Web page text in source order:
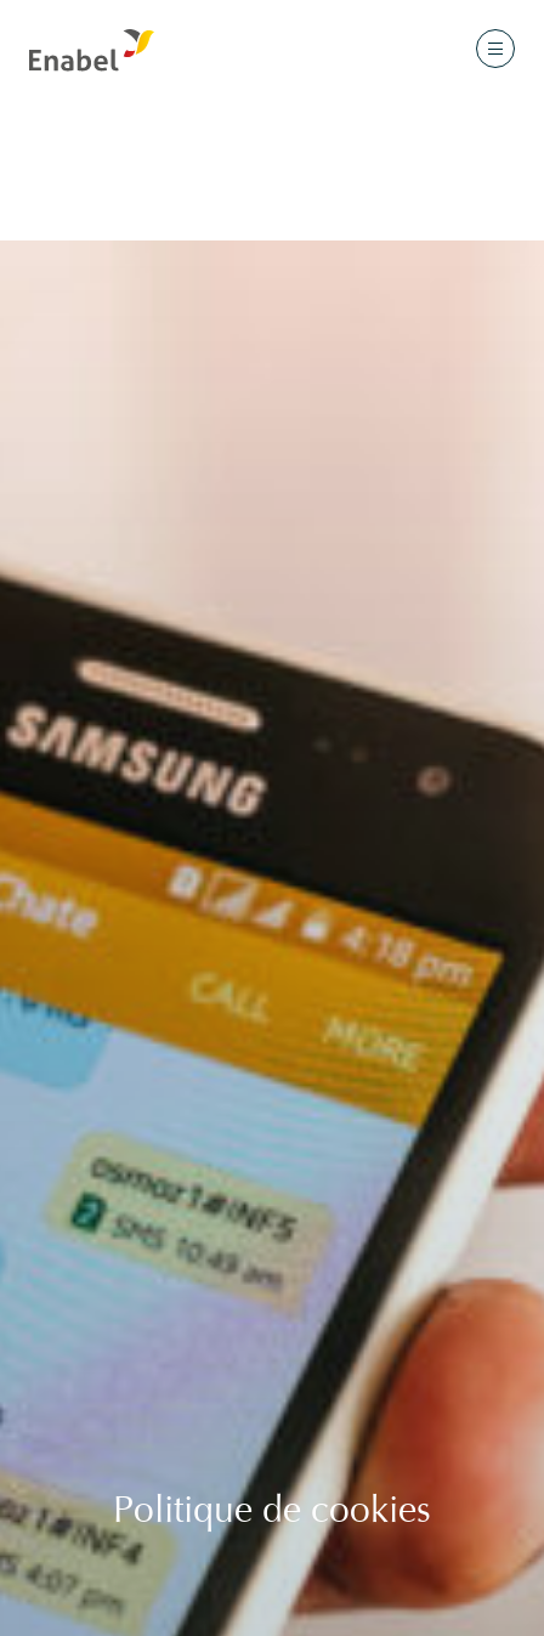
Politique de cookies